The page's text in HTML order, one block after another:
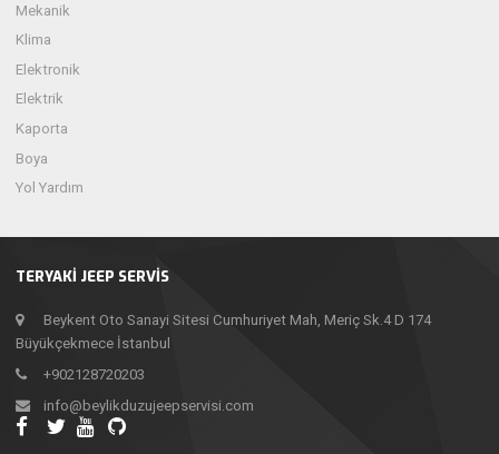
TERYAKİ JEEP SERVİS
Beykent Oto Sanayi Sitesi Cumhuriyet Mah, Meriç Sk.4 D 174
Büyükçekmece İstanbul
+902128720203
info@beylikduzujeepservisi.com
Mekanik
Klima
Elektronik
Elektrik
Kaporta
Boya
Yol Yardım